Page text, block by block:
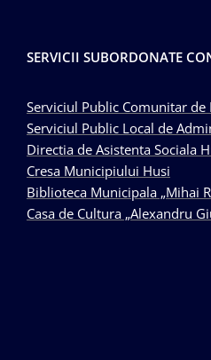
SERVICII SUBORDONATE
Serviciul Public Comunitar de
Serviciul Public Local de
Directia de Asistenta Sociala
Cresa Municipiului Husi
Biblioteca Municipala „Mihai
Casa de Cultura „Alexandru